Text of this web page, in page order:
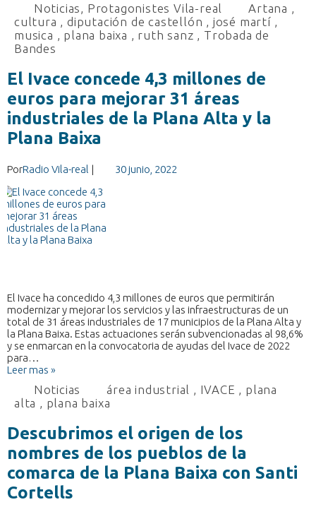
Noticias Protagonistes Vila-real Artana
cultura ,diputación de castellón josé martí,
musica
plana baixa ruth sanz
Trobada de
Bandes
El Ivace concede 4,3 millones de
euros para mejorar 31 áreas
industriales de la Plana Alta y la
Plana Baixa
PorRadio Vila-real | 30 junio, 2022
El Ivace ha concedido 4,3 millones de euros que permitirán
modernizar y mejorar los servicios y las infraestructuras de un
total de 31 áreas industriales de 17 municipios de la Plana Alta y
la Plana Baixa. Estas actuaciones serán subvencionadas al 98,6%
y se enmarcan en la convocatoria de ayudas del Ivace de 2022
para…
Leer mas »
Noticias área industrial IVACE
plana
alta
plana baixa
Descubrimos el origen de los
nombres de los pueblos de la
comarca de la Plana Baixa con Santi
Cortells